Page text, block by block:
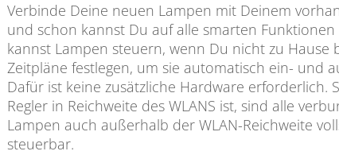
Verbinde Deine neuen Lampen mit Deinem
und schon kannst Du auf alle smarten Funktionen
kannst Lampen steuern, wenn Du nicht zu Hause
Zeitpläne festlegen, um sie automatisch ein- und
Dafür ist keine zusätzliche Hardware erforderlich.
Regler in Reichweite des WLANS ist, sind alle
Lampen auch außerhalb der WLAN-Reichweite
steuerbar.